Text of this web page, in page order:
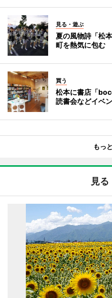
見る・遊ぶ
夏の風物詩「松
町を熱気に包む
買う
松本に書店「
読書会などイベ
もっ
見る